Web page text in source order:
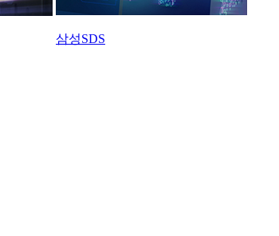
삼성SDS